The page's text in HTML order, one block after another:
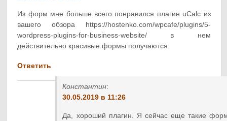
Из форм мне больше всего понравился плагин uCalc из
вашего обзора https://hostenko.com/wpcafe/plugins/5-
wordpress-plugins-for-business-website/ в нем
действительно красивые формы получаются.
Ответить
Константин:
30.05.2019 в 11:26
Да, хороший плагин. Я сейчас еще такие